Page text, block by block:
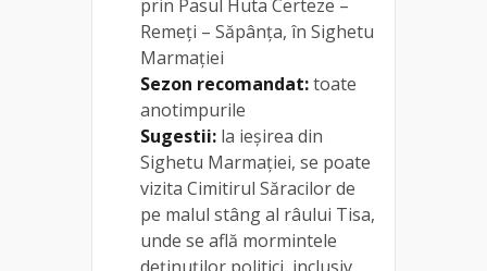
prin Pasul Huta Certeze –
Remeți – Săpânța, în Sighetu
Marmației
Sezon recomandat:toate
anotimpurile
Sugestii: la ieșirea din
Sighetu Marmației, se poate
vizita Cimitirul Săracilor de
pe malul stâng al râului Tisa,
unde se află mormintele